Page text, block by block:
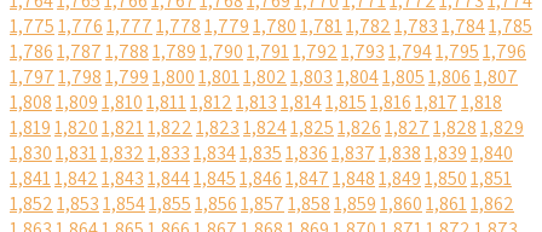
1,7751,7761,7771,7781,7791,7801,7811,7821,7831,7841,785
1,7861,7871,7881,7891,7901,7911,7921,7931,7941,7951,796
1,7971,7981,7991,8001,8011,8021,8031,8041,8051,8061,807
1,8081,8091,8101,8111,8121,8131,8141,8151,8161,8171,818
1,8191,8201,8211,8221,8231,8241,8251,8261,8271,8281,829
1,8301,8311,8321,8331,8341,8351,8361,8371,8381,8391,840
1,8411,8421,8431,8441,8451,8461,8471,8481,8491,8501,851
1,8521,8531,8541,8551,8561,8571,8581,8591,8601,8611,862